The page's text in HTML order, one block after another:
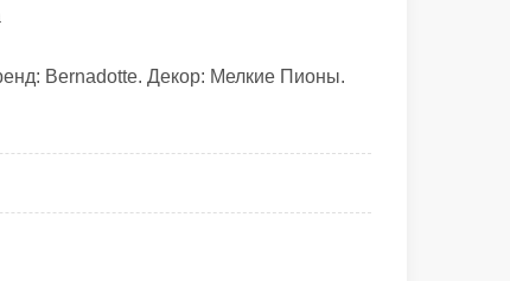
Bernadotte. Декор: Мелкие Пионы.